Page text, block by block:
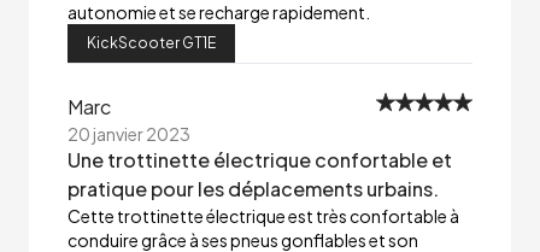
autonomie et se recharge rapidement.
KickScooter GT1E
Marc
20 janvier 2023
Une trottinette électrique confortable et
pratique pour les déplacements urbains.
Cette trottinette électrique est très confortable à
conduire grâce à ses pneus gonflables et son